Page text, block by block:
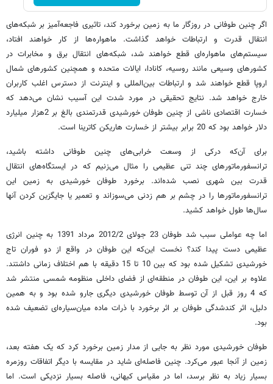
اگر چنین طوفانی در روزگار ما به زمین برخورد کند، تاثیری فاجعه‌آمیز بر شبکه‌های
انتقال قدرت و ارتباطات خواهد گذاشت. ماهواره‌ها از کار خواهند افتاد،
سیستم‌های ماهواره‌ای قطع خواهند شد، شبکه‌های انتقال برق و مخابرات در
کشورهای وسیعی مانند روسیه، کانادا، ایالات متحده و همچنین کشورهای شمال
اروپا قطع خواهند شد و ارتباطات بین‌المللی و اینترنت از دسترس اغلب کاربران
خارج خواهد شد. نتایج تحقیقی در مورد شدت این آسیب نشان می‌دهد که
خسارت اقتصادی ناشی از چنین طوفان خورشیدی قدرتمندی بالغ بر 2هزار میلیارد
دلار خواهد بود که 20 برابر بیشتر از خسارت هاریکن کاترینا است.
برای آن‌که درکی از وسعت خرابی‌های چنین طوفانی داشته باشید،
ترانسفورماتورهای چند تنی عظیمی را مثال می‌زنیم که در ایستگاه‌های انتقال
قدرت بین شهری نصب شده‌اند. برخورد طوفان خورشیدی به زمین این
ترانسفورماتورها را در چشم بر هم زدنی می‌سوزاند و تعمیر یا جایگزین کردن آنها
سال‌ها طول خواهد کشید.
اما چه عواملی سبب شد طوفان 23 جولای 2012/2 مرداد 1391 به چنین انرژی
عظیمی دست پیدا کند؟ نخست این‌که این طوفان در واقع از دو فوران تاج
خورشیدی تشکیل شده بود که بین 10 تا 15 دقیقه با هم اختلاف زمانی داشتند.
علاوه بر این، این طوفان در منطقه‌ای از فضای داخلی منظومه شمسی منتشر شد
که 4 روز قبل از آن توسط طوفان خورشیدی دیگری جارو شده بود و به همین
دلیل، اثر کندشدگی طوفان بر اثر برخورد با ذرات ماده میان‌سیاره‌ای تضعیف شده
بود.
طوفان خورشیدی مورد نظر به جایی از مدار زمین برخورد کرد که یک هفته بعد،
زمین از آنجا عبور می‌کرد. چنین فاصله‌ای شاید در مقایسه با دیگر اتفاقات روزمره
بسیار زیاد به نظر برسد، اما در مقیاس کیهانی، فاصله بسیار نزدیکی است. اما